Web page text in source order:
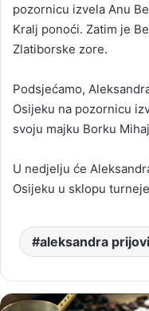
pozornicu izvela Anu
Kralj ponoći. Zatim je
Zlatiborske zore.
Podsjećamo,
Osijeku na pozornicu
svoju majku Borku
U nedjelju će
Osijeku u sklopu
aleksandra